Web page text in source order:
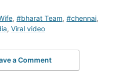
, #bharat Team, #chennai,
, Viral video
a Comment